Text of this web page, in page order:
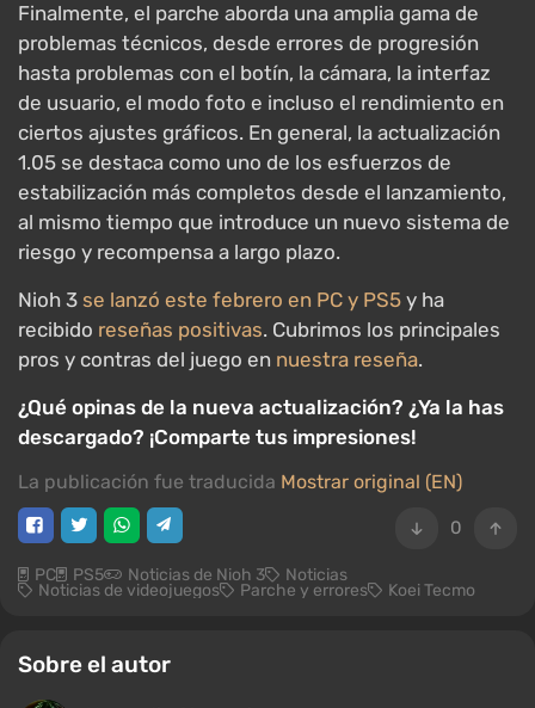
Finalmente, el parche aborda una amplia gama de
problemas técnicos, desde errores de progresión
hasta problemas con el botín, la cámara, la interfaz
de usuario, el modo foto e incluso el rendimiento en
ciertos ajustes gráficos. En general, la actualización
1.05 se destaca como uno de los esfuerzos de
estabilización más completos desde el lanzamiento,
al mismo tiempo que introduce un nuevo sistema de
riesgo y recompensa a largo plazo.
Nioh 3 se lanzó este febrero en PC y PS5 y ha
recibido reseñas positivas. Cubrimos los principales
pros y contras del juego en nuestra reseña.
¿Qué opinas de la nueva actualización? ¿Ya la has
descargado? ¡Comparte tus impresiones!
La publicación fue traducida Mostrar original (EN)
0
PC PS5 Noticias de Nioh 3 Noticias
Noticias de videojuegos Parche y errores Koei Tecmo
Sobre el autor